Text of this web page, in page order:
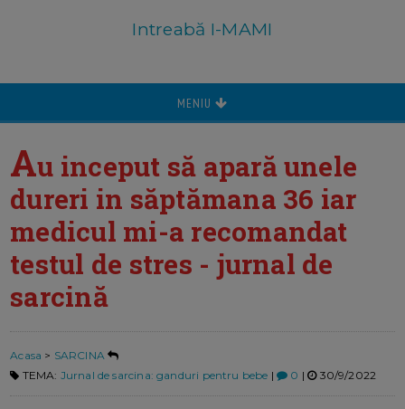
Intreabă I-MAMI
MENIU
Au inceput să apară unele
dureri in săptămana 36 iar
medicul mi-a recomandat
testul de stres - jurnal de
sarcină
Acasa > SARCINA
TEMA: Jurnal de sarcina: ganduri pentru bebe | 0 | 30/9/2022